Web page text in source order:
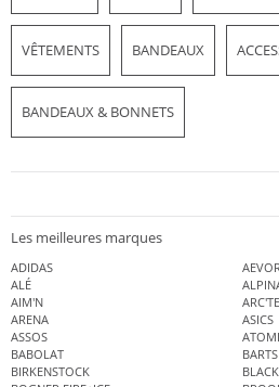
VÊTEMENTS BANDEAUX
BANDEAUX & BONNETS
Les meilleures marques
ADIDAS
AEVOR
ALÉ
AIM'N
ARENA
ASICS
ASSOS
BABOLAT
BARTS
BIRKENSTOCK